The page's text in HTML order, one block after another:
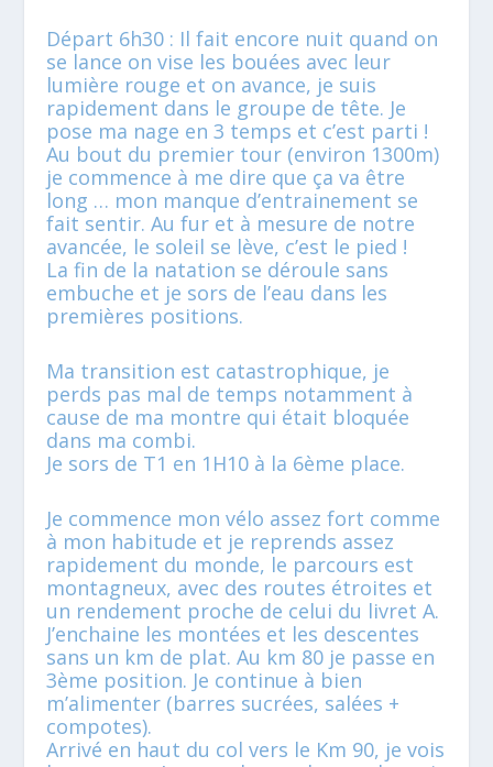
Départ 6h30 : Il fait encore nuit quand on
se lance on vise les bouées avec leur
lumière rouge et on avance, je suis
rapidement dans le groupe de tête. Je
pose ma nage en 3 temps et c’est parti !
Au bout du premier tour (environ 1300m)
je commence à me dire que ça va être
long … mon manque d’entrainement se
fait sentir. Au fur et à mesure de notre
avancée, le soleil se lève, c’est le pied !
La fin de la natation se déroule sans
embuche et je sors de l’eau dans les
premières positions.
Ma transition est catastrophique, je
perds pas mal de temps notamment à
cause de ma montre qui était bloquée
dans ma combi.
Je sors de T1 en 1H10 à la 6ème place.
Je commence mon vélo assez fort comme
à mon habitude et je reprends assez
rapidement du monde, le parcours est
montagneux, avec des routes étroites et
un rendement proche de celui du livret A.
J’enchaine les montées et les descentes
sans un km de plat. Au km 80 je passe en
3ème position. Je continue à bien
m’alimenter (barres sucrées, salées +
compotes).
Arrivé en haut du col vers le Km 90, je vois